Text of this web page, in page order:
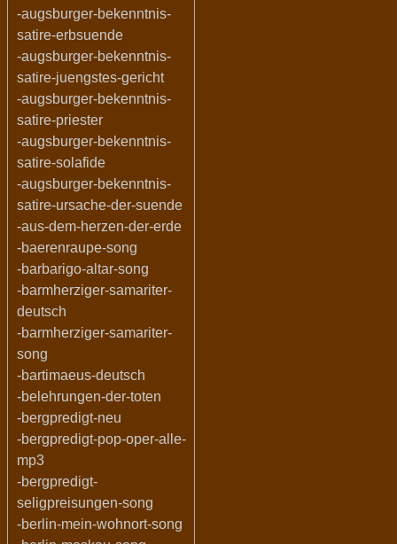
-augsburger-bekenntnis-
satire-erbsuende
-augsburger-bekenntnis-
satire-juengstes-gericht
-augsburger-bekenntnis-
satire-priester
-augsburger-bekenntnis-
satire-solafide
-augsburger-bekenntnis-
satire-ursache-der-suende
-aus-dem-herzen-der-erde
-baerenraupe-song
-barbarigo-altar-song
-barmherziger-samariter-
deutsch
-barmherziger-samariter-
song
-bartimaeus-deutsch
-belehrungen-der-toten
-bergpredigt-neu
-bergpredigt-pop-oper-alle-
mp3
-bergpredigt-
seligpreisungen-song
-berlin-mein-wohnort-song